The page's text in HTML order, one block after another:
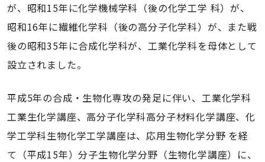
が、昭和15年に化学機械学科（後の化学工学 科）が、
昭和16年に繊維化学科（後の高分子化学科）が、また戦
後の昭和35年に合成化学科が、工業化学科を母体として
設立されました。
平成5年の合成・生物化専攻の発足に伴い、工業化学科
工業生化学講座、高分子化学科高分子材料化学講座、化
学工学科生物化学工学講座は、応用生物化学分野 を経
て（平成15年）分子生物化学分野（生物化学講座）に、